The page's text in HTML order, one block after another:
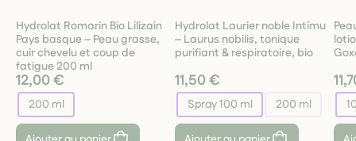
Hydrolat Romarin Bio Lilizain
Pays basque – Peau grasse,
cuir chevelu et coup de
fatigue 200 ml
12,00 €
200 ml
Hydrolat Laurier noble Intímu
– Laurus nobilis, tonique
purifiant & respiratoire, bio
11,50 €
Spray 100 ml 200 ml